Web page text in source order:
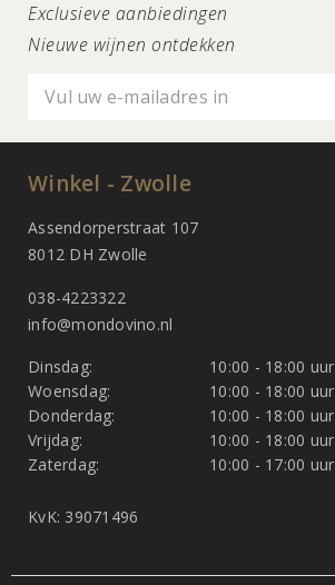
Exclusieve aanbiedingen
Nieuwe wijnen ontdekken
Winkel - Zwolle
Assendorperstraat 107
8012 DH Zwolle
038-4223322
info@mondovino.nl
Dinsdag:
10:00 - 18:00 uur
Woensdag:
10:00 - 18:00 uur
Donderdag:
10:00 - 18:00 uur
Vrijdag:
10:00 - 18:00 uur
Zaterdag:
10:00 - 17:00 uur
KvK: 39071496